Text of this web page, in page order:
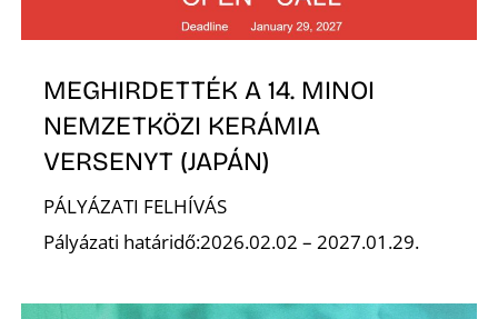
MEGHIRDETTÉK A 14. MINOI
NEMZETKÖZI KERÁMIA
VERSENYT (JAPÁN)
PÁLYÁZATI FELHÍVÁS
Pályázati határidő:2026.02.02 – 2027.01.29.